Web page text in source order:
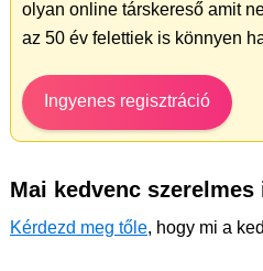
olyan online társkereső amit
az 50 év felettiek is könnyen
Ingyenes regisztráció
Mai kedvenc szerelmes
Kérdezd meg tőle, hogy mi a